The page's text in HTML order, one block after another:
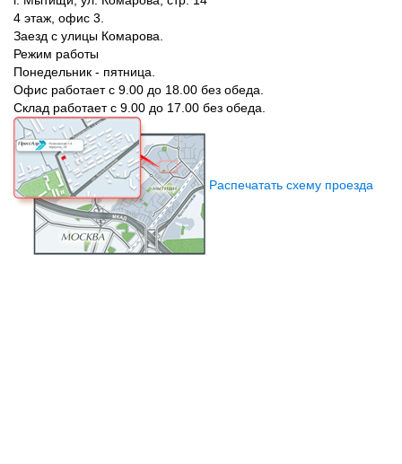
4 этаж, офис 3.
Заезд с улицы Комарова.
Режим работы
Понедельник - пятница.
Офис работает с 9.00 до 18.00 без обеда.
Склад работает с 9.00 до 17.00 без обеда.
Распечатать схему проезда